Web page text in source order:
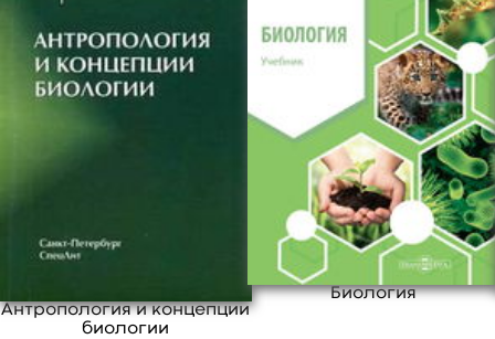
старших классов школы, преподавателей
биологии, методистов.
свернуть
материалов, будьте первыми.
В этом разделе еще нет дополнительных
материалов, будьте первыми.
Антропология и концепции
биологии
Биология